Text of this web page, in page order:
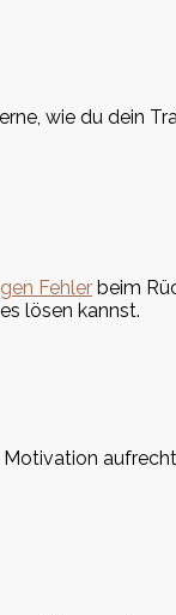
wie du dein
Fehler beim
lösen kannst.